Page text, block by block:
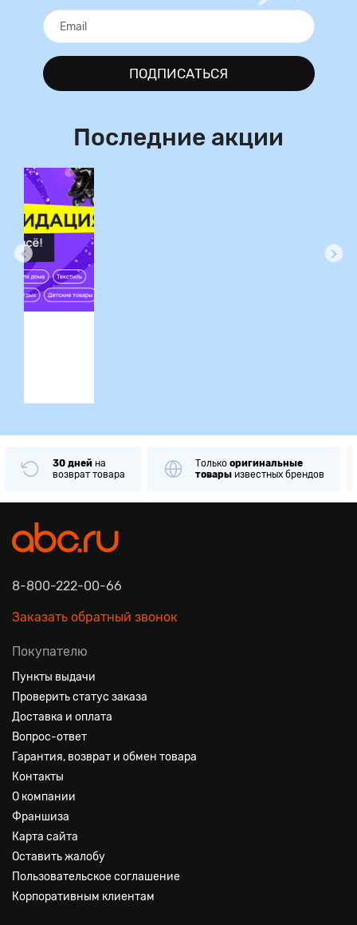
ПОДПИСАТЬСЯ
Последние акции
30 дней на
возврат товара
Только оригинальные
товары известных брендов
8-800-222-00-66
Заказать обратный звонок
Покупателю
Пункты выдачи
Проверить статус заказа
Доставка и оплата
Вопрос-ответ
Гарантия, возврат и обмен товара
Контакты
О компании
Франшиза
Карта сайта
Оставить жалобу
Пользовательское соглашение
Корпоративным клиентам